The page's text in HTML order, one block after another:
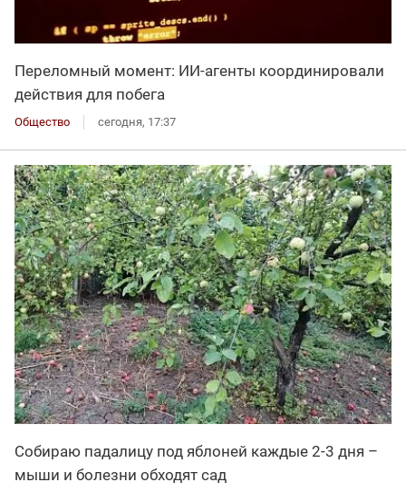
Переломный момент: ИИ-агенты координировали
действия для побега
Общество сегодня, 17:37
Собираю падалицу под яблоней каждые 2-3 дня –
мыши и болезни обходят сад